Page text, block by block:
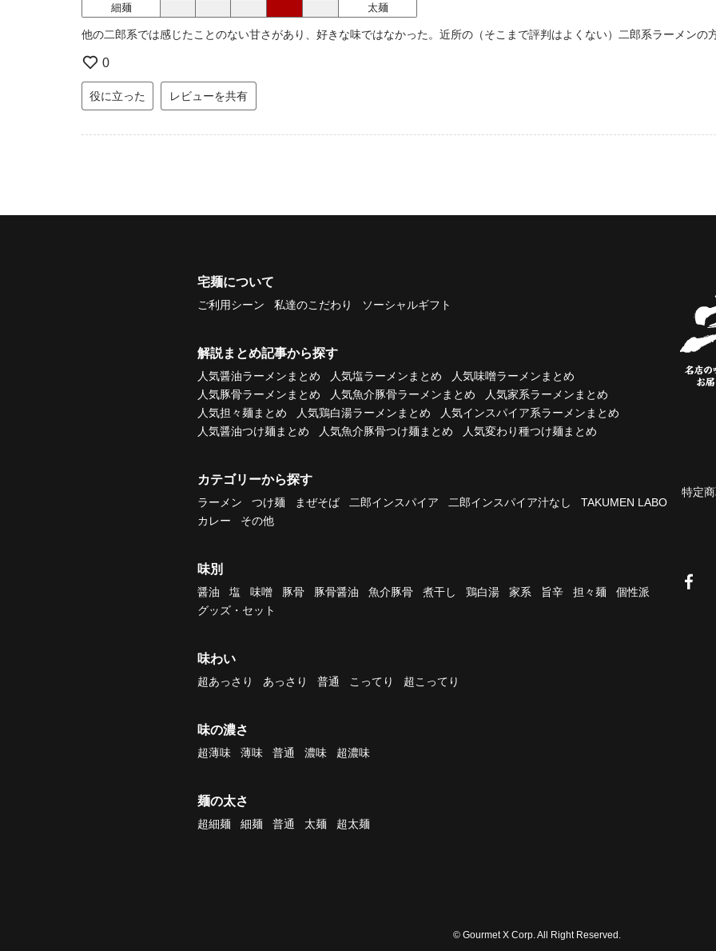
細麺 太麺
他の二郎系では感じたことのない甘さがあり、好きな味ではなかった。近所の（そこまで評判はよくない）二郎系ラーメンの
0
役に立った レビューを共有
宅麺について
ご利用シーン 私達のこだわり ソーシャルギフト
解説まとめ記事から探す
人気醤油ラーメンまとめ 人気塩ラーメンまとめ
人気味噌ラーメンまとめ
人気豚骨ラーメンまとめ
人気魚介豚骨ラーメンまとめ
人気家系ラーメンまとめ
人気担々麺まとめ
人気鶏白湯ラーメンまとめ
人気インスパイア系ラーメンまとめ
人気醤油つけ麺まとめ
人気魚介豚骨つけ麺まとめ 人気変わり種つけ麺まとめ
カテゴリーから探す
ラーメン つけ麺 まぜそば 二郎インスパイア 二郎インスパイア汁なし
TAKUMEN LABO
カレー
その他
味別
醤油 塩 味噌 豚骨 豚骨醤油 魚介豚骨 煮干し 鶏白湯 家系 旨辛 担々麺
個性派
グッズ・セット
味わい
超あっさり あっさり 普通 こってり 超こってり
味の濃さ
超薄味 薄味 普通 濃味 超濃味
麺の太さ
超細麺 細麺 普通 太麺 超太麺
特定
© Gourmet X Corp. All Right Reserved.